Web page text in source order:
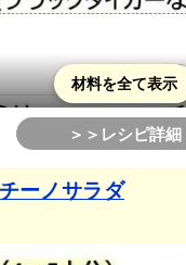
材料を全て表示
＞＞レシピ詳細
ーノサラダ